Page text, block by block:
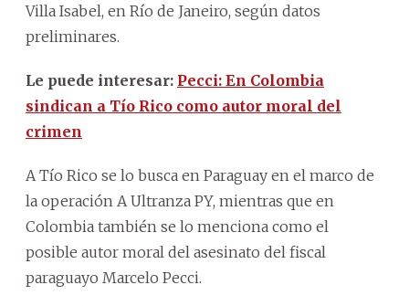
Villa Isabel, en Río de Janeiro, según datos
preliminares.
Le puede interesar: Pecci: En Colombia
sindican a Tío Rico como autor moral del
crimen
A Tío Rico se lo busca en Paraguay en el marco de
la operación A Ultranza PY, mientras que en
Colombia también se lo menciona como el
posible autor moral del asesinato del fiscal
paraguayo Marcelo Pecci.